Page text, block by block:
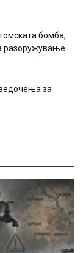
бомба,
разоружување
за